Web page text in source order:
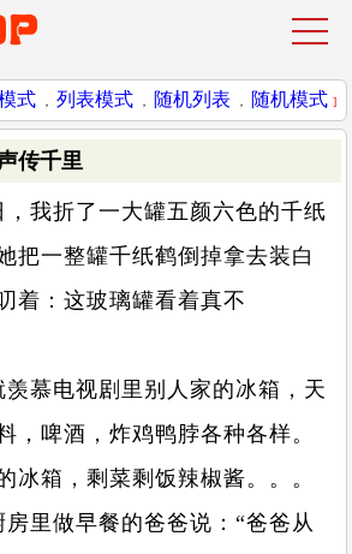
式 ， 列表模式 ， 随机列表 ， 随机模式 ]
传千里
，我折了一大罐五颜六色的千纸
把一整罐千纸鹤倒掉拿去装白
着：这玻璃罐看着真不
慕电视剧里别人家的冰箱，天
，啤酒，炸鸡鸭脖各种各样。
冰箱，剩菜剩饭辣椒酱。。。
里做早餐的爸爸说：“爸爸从